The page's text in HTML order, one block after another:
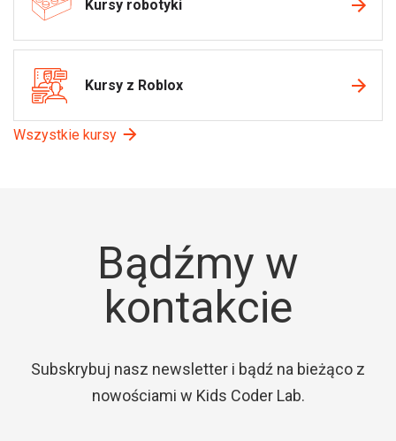
Kursy robotyki
Kursy z Roblox
Wszystkie kursy
Bądźmy w
kontakcie
Subskrybuj nasz newsletter i bądź na bieżąco z
nowościami w Kids Coder Lab.